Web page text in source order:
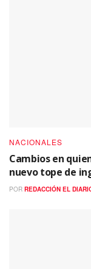
NACIONALES
Cambios en
nuevo tope de
POR REDACCIÓN EL